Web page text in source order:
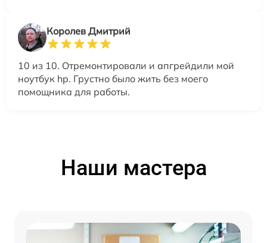
Королев Дмитрий
10 из 10. Отремонтировали и апгрейдили мой
ноутбук hp. Грустно было жить без моего
помощника для работы.
Наши мастера